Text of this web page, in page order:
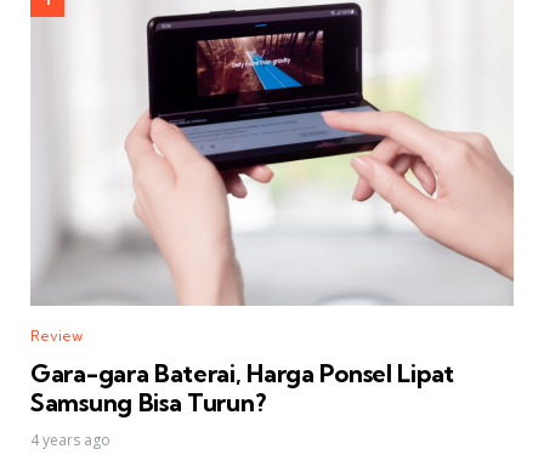
Review
Gara-gara Baterai, Harga Ponsel Lipat
Samsung Bisa Turun?
4 years ago